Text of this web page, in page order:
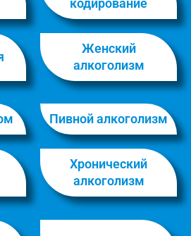
Женский
алкоголизм
Пивной алкоголизм
Хронический
алкоголизм